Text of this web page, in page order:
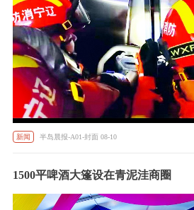
新闻 半岛晨报-A01-封面 08-10
1500平啤酒大篷设在青泥洼商圈